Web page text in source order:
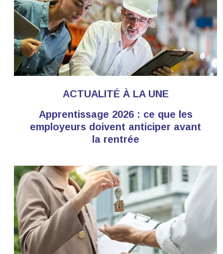
ACTUALITÉ À LA UNE
Apprentissage 2026 : ce que les
employeurs doivent anticiper avant
la rentrée